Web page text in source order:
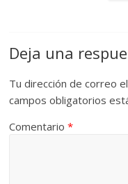
Deja una
Tu dirección de correo
campos obligatorios
Comentario*